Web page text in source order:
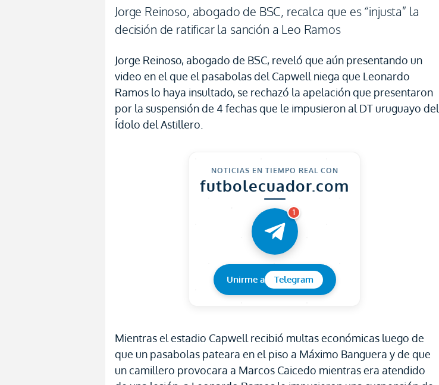
Jorge Reinoso, abogado de BSC, recalca que es “injusta” la
decisión de ratificar la sanción a Leo Ramos
Jorge Reinoso, abogado de BSC, reveló que aún presentando un
video en el que el pasabolas del Capwell niega que Leonardo
Ramos lo haya insultado, se rechazó la apelación que presentaron
por la suspensión de 4 fechas que le impusieron al DT uruguayo del
Ídolo del Astillero.
NOTICIAS EN TIEMPO REAL CON
futbolecuador.com
1
Unirme a Telegram
Mientras el estadio Capwell recibió multas económicas luego de
que un pasabolas pateara en el piso a Máximo Banguera y de que
un camillero provocara a Marcos Caicedo mientras era atendido